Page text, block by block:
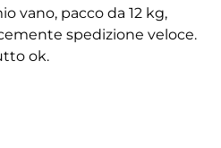
vano, pacco da 12 kg,
spedizione veloce.
ok.